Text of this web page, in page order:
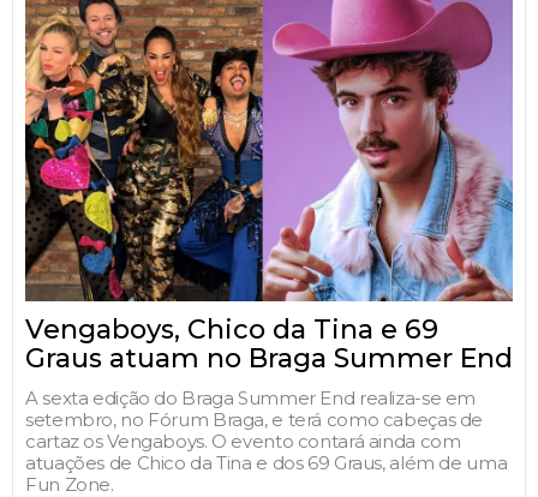
Vengaboys, Chico da Tina e 69
Graus atuam no Braga Summer End
A sexta edição do Braga Summer End realiza-se em
setembro, no Fórum Braga, e terá como cabeças de
cartaz os Vengaboys. O evento contará ainda com
atuações de Chico da Tina e dos 69 Graus, além de uma
Fun Zone.